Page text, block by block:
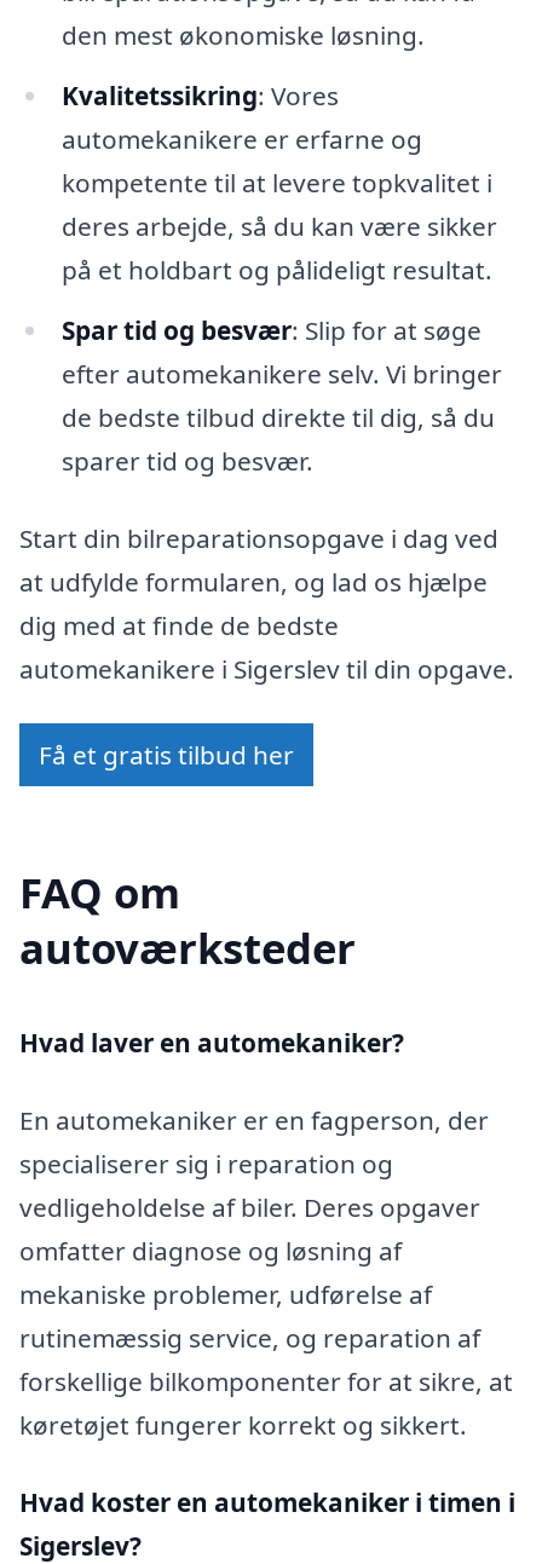
den mest økonomiske løsning.
Kvalitetssikring: Vores
automekanikere er erfarne og
kompetente til at levere topkvalitet i
deres arbejde, så du kan være sikker
på et holdbart og pålideligt resultat.
Spar tid og besvær: Slip for at søge
efter automekanikere selv. Vi bringer
de bedste tilbud direkte til dig, så du
sparer tid og besvær.
Start din bilreparationsopgave i dag ved
at udfylde formularen, og lad os hjælpe
dig med at finde de bedste
automekanikere i Sigerslev til din opgave.
Få et gratis tilbud her
FAQ om
autoværksteder
Hvad laver en automekaniker?
En automekaniker er en fagperson, der
specialiserer sig i reparation og
vedligeholdelse af biler. Deres opgaver
omfatter diagnose og løsning af
mekaniske problemer, udførelse af
rutinemæssig service, og reparation af
forskellige bilkomponenter for at sikre, at
køretøjet fungerer korrekt og sikkert.
Hvad koster en automekaniker i timen i
Sigerslev?